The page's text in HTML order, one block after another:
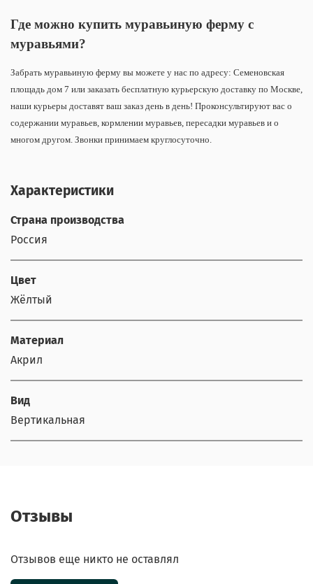
Где можно купить муравьиную ферму с
муравьями?
Забрать муравьиную ферму вы можете у нас по адресу: Семеновская
площадь дом 7 или заказать бесплатную курьерскую доставку по Москве,
наши курьеры доставят ваш заказ день в день! Проконсультируют вас о
содержании муравьев, кормлении муравьев, пересадки муравьев и о
многом другом. Звонки принимаем круглосуточно.
Характеристики
Страна производства
Россия
Цвет
Жёлтый
Материал
Акрил
Вид
Вертикальная
Отзывы
Отзывов еще никто не оставлял